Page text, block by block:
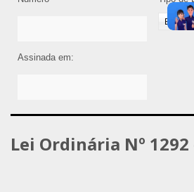
Assinada em:
Lei Ordinária Nº 1292